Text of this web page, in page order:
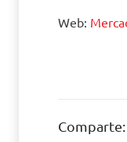
Web:
Comparte: